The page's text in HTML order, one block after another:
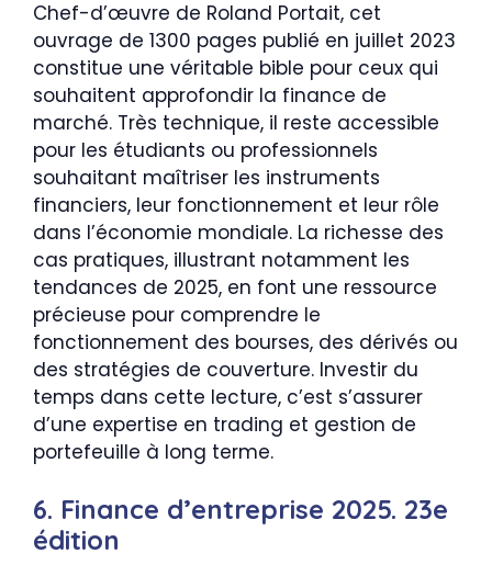
Chef-d’œuvre de Roland Portait, cet
ouvrage de 1300 pages publié en juillet 2023
constitue une véritable bible pour ceux qui
souhaitent approfondir la finance de
marché. Très technique, il reste accessible
pour les étudiants ou professionnels
souhaitant maîtriser les instruments
financiers, leur fonctionnement et leur rôle
dans l’économie mondiale. La richesse des
cas pratiques, illustrant notamment les
tendances de 2025, en font une ressource
précieuse pour comprendre le
fonctionnement des bourses, des dérivés ou
des stratégies de couverture. Investir du
temps dans cette lecture, c’est s’assurer
d’une expertise en trading et gestion de
portefeuille à long terme.
6. Finance d’entreprise 2025. 23e
édition